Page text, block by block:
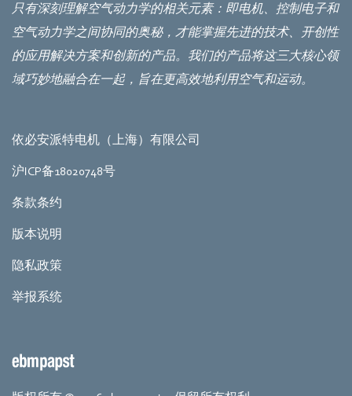
只有深刻理解空气动力学的相关元素：即电机、控制电子和
空气动力学之间协同的奥秘，才能掌握先进的技术、开创性
的应用解决方案和创新的产品。我们的产品将这三大核心领
域巧妙地融合在一起，旨在更高效地利用空气和运动。
依必安派特电机（上海）有限公司
沪ICP备18020748号
条款条约
版本说明
隐私政策
举报系统